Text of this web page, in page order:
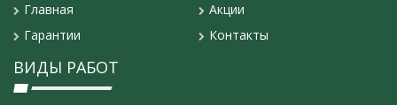
Главная
Акции
Гарантии
Контакты
ВИДЫ РАБОТ